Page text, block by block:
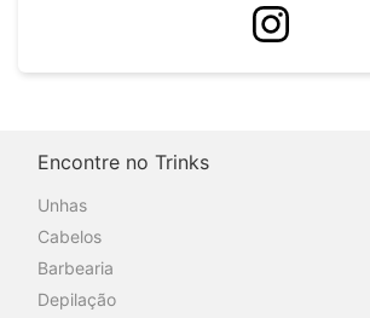
Encontre no Trinks
Unhas
Cabelos
Barbearia
Depilação